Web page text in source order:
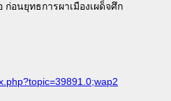
อนยุทธการผาเมืองเผด็จศึก